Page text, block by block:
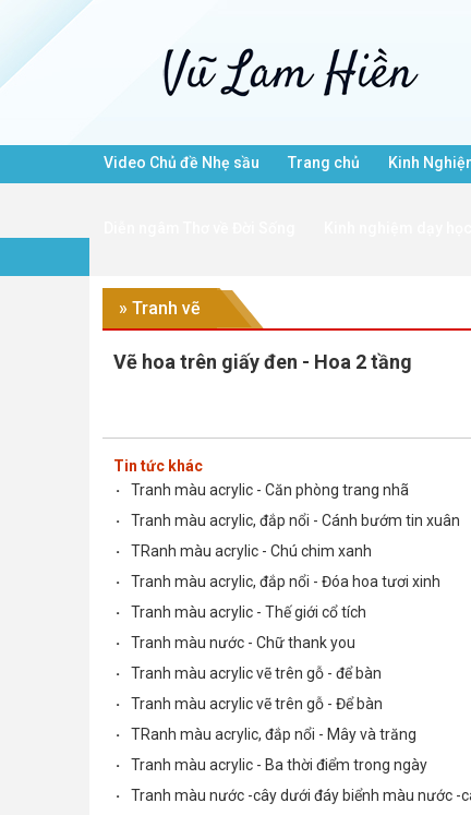
Video Chủ đề Nhẹ sầu Trang chủ Kinh
» Tranh vẽ
Vẽ hoa trên giấy đen - Hoa 2 tầng
Tin tức khác
· Tranh màu acrylic - Căn phòng trang nhã
· Tranh màu acrylic, đắp nổi - Cánh bướm tin xuân
· TRanh màu acrylic - Chú chim xanh
· Tranh màu acrylic, đắp nổi - Đóa hoa tươi xinh
· Tranh màu acrylic - Thế giới cổ tích
· Tranh màu nước - Chữ thank you
· Tranh màu acrylic vẽ trên gỗ - để bàn
· Tranh màu acrylic vẽ trên gỗ - Để bàn
· TRanh màu acrylic, đắp nổi - Mây và trăng
· Tranh màu acrylic - Ba thời điểm trong ngày
· Tranh màu nước -cây dưới đáy biểnh màu nước -